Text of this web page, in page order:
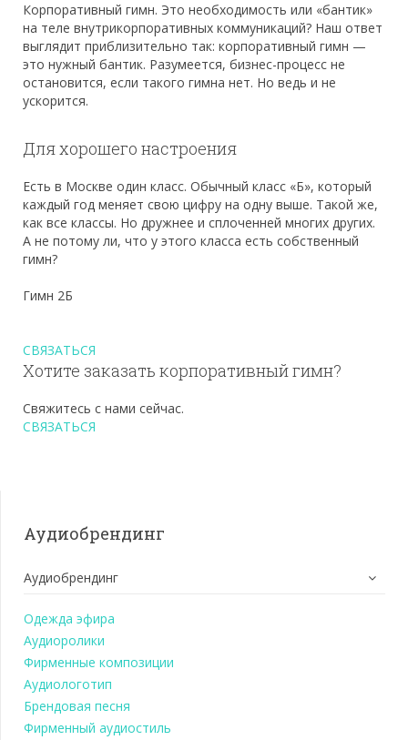
Корпоративный гимн. Это необходимость или «бантик»
на теле внутрикорпоративных коммуникаций? Наш ответ
выглядит приблизительно так: корпоративный гимн —
это нужный бантик. Разумеется, бизнес-процесс не
остановится, если такого гимна нет. Но ведь и не
ускорится.
Для хорошего настроения
Есть в Москве один класс. Обычный класс «Б», который
каждый год меняет свою цифру на одну выше. Такой же,
как все классы. Но дружнее и сплоченней многих других.
А не потому ли, что у этого класса есть собственный
гимн?
Гимн 2Б
СВЯЗАТЬСЯ
Хотите заказать корпоративный гимн?
Свяжитесь с нами сейчас.
СВЯЗАТЬСЯ
Аудиобрендинг
Аудиобрендинг
Одежда эфира
Аудиоролики
Фирменные композиции
Аудиологотип
Брендовая песня
Фирменный аудиостиль